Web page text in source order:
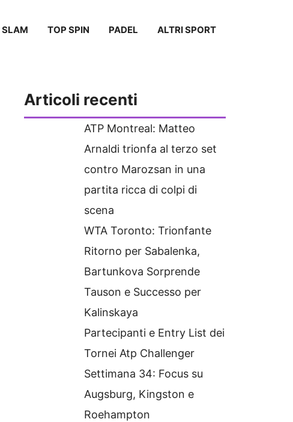
SLAM TOP SPIN PADEL ALTRI SPORT
Articoli recenti
ATP Montreal: Matteo
Arnaldi trionfa al terzo set
contro Marozsan in una
partita ricca di colpi di
scena
WTA Toronto: Trionfante
Ritorno per Sabalenka,
Bartunkova Sorprende
Tauson e Successo per
Kalinskaya
Partecipanti e Entry List dei
Tornei Atp Challenger
Settimana 34: Focus su
Augsburg, Kingston e
Roehampton